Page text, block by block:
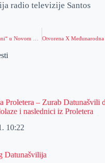
radio televizije Santos
Proletera – Zurab Datunašvili
i naslednici iz Proletera
10:22
Datunašvilija